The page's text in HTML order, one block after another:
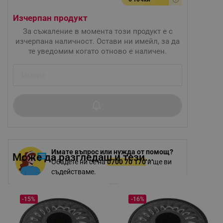
Имате въпрос или нужда от помощ?
Обадете ни се на0700 70 170и ще ви
съдействаме.
Изчерпан продукт
За съжаление в момента този продукт е с
изчерпана наличност. Остави ни имейл, за да
те уведомим когато отново е наличен.
Може да разгледаш и тези...
-15% -16%